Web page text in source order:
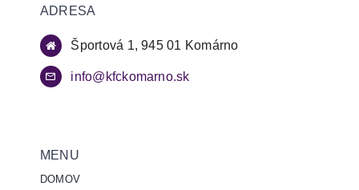
ADRESA
Športová 1, 945 01 Komárno
info@kfckomarno.sk
MENU
DOMOV